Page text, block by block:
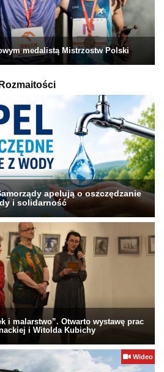
medalistą Mistrzostw Polski
apelują o oszczędzanie
i solidarność
i malarstwo”. Otwarto wystawę prac
i Witolda Kubichy
Wideo